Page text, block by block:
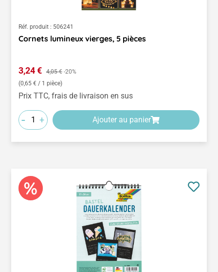
Réf. produit : 506241
Cornets lumineux vierges, 5 pièces
Prix de vente :
3,24 € Prix régulier :
4,05 € -20%
(0,65 € / 1 pièce)
Prix TTC, frais de livraison en sus
- + Ajouter au panier